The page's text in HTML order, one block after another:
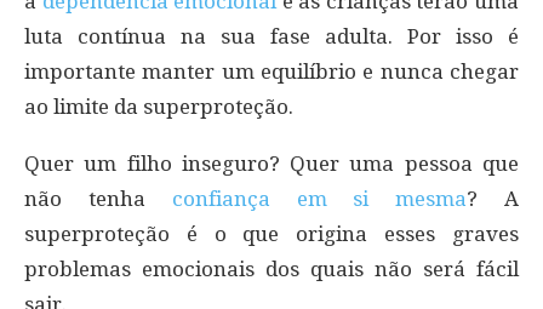
luta contínua na sua fase adulta. Por isso é
importante manter um equilíbrio e nunca chegar
ao limite da superproteção.
Quer um filho inseguro? Quer uma pessoa que
não tenha confiança em si mesma? A
superproteção é o que origina esses graves
problemas emocionais dos quais não será fácil
sair.